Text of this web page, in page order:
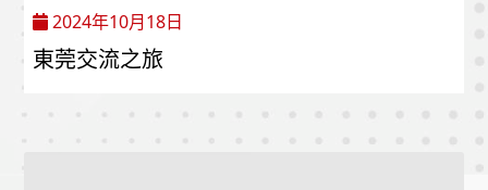
2024年10月18日
東莞交流之旅